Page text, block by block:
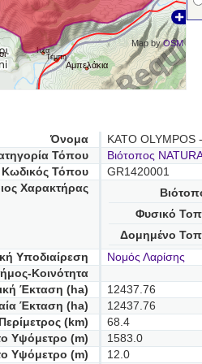
Ιτέα
Τέμπη
Αμπελάκια
Map byOSM
Όνομα
KATO OLYMPOS
Τόπου
Βιότοπος
Κωδικός Τόπου
GR1420001
Χαρακτήρας
Φυσικό
Δομημένο
Υποδιαίρεση
Νομός Λαρίσης
Κοινότητα
Έκταση (ha)
12437.76
Έκταση (ha)
12437.76
(km)
68.4
Υψόμετρο (m)
1583.0
Υψόμετρο (m)
12.0